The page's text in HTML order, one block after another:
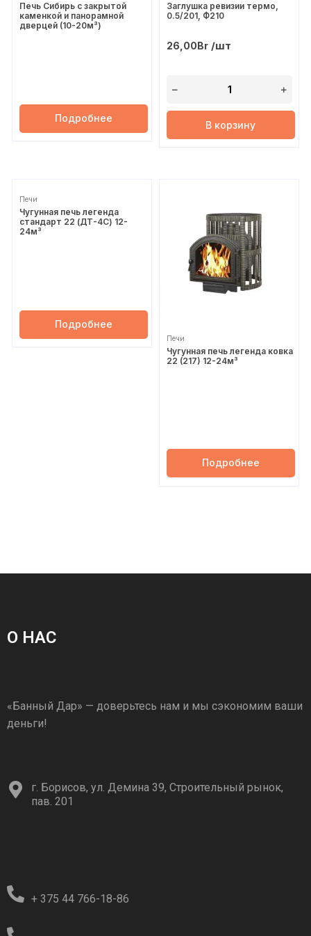
Печь Сибирь с закрытой
каменкой и панорамной
дверцей (10-20м³)
Подробнее
Сухов
Заглушка ревизии термо,
0.5/201, Ф210
26,00Br/шт
В корзину
Печи
Чугунная печь легенда
стандарт 22 (ДТ-4С) 12-
24м³
Подробнее
Печи
Чугунная печь легенда ковка
22 (217) 12-24м³
Подробнее
О НАС
«Банный Дар» — доверьтесь нам и мы сэкономим ваши
деньги!
г. Борисов, ул. Демина 39, Строительный рынок,
пав. 201
+ 375 44 766-18-86